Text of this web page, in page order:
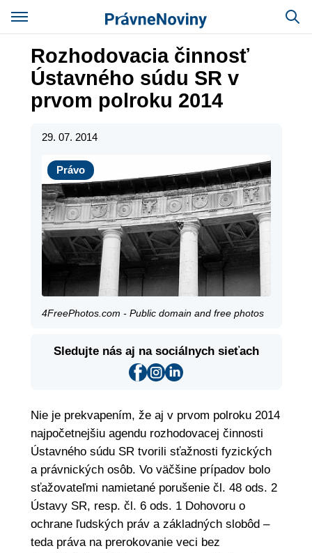
Rozhodovacia činnosť
Ústavného súdu SR v
prvom polroku 2014
29. 07. 2014
Právo
Právo
4FreePhotos.com - Public domain and free photos
Sledujte nás aj na sociálnych sieťach
Nie je prekvapením, že aj v prvom polroku 2014
najpočetnejšiu agendu rozhodovacej činnosti
Ústavného súdu SR tvorili sťažnosti fyzických
a právnických osôb. Vo väčšine prípadov bolo
sťažovateľmi namietané porušenie čl. 48 ods. 2
Ústavy SR, resp. čl. 6 ods. 1 Dohovoru o
ochrane ľudských práv a základných slobôd –
teda práva na prerokovanie veci bez